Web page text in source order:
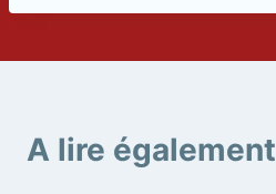
A lire également